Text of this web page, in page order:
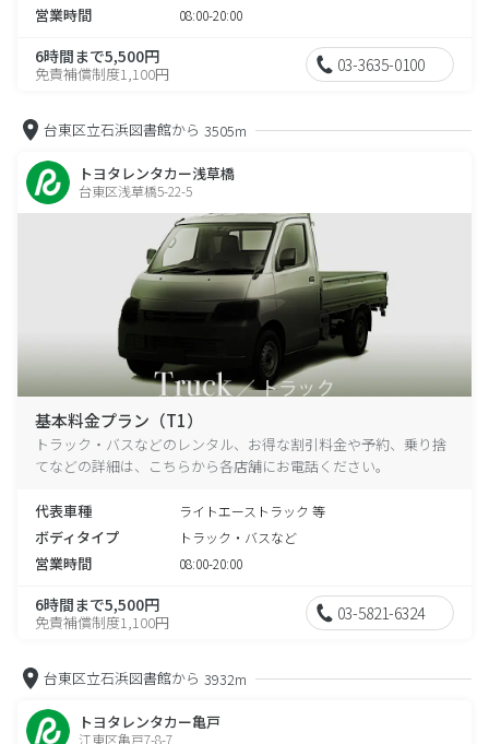
営業時間 08:00-20:00
6時間まで5,500円
免責補償制度1,100円 03-3635-0100
台東区立石浜図書館から 3505m
トヨタレンタカー浅草橋
台東区浅草橋5-22-5
基本料金プラン（T1）
トラック・バスなどのレンタル、お得な割引料金や予約、乗り捨
てなどの詳細は、こちらから各店舗にお電話ください。
代表車種 ライトエーストラック 等
ボディタイプ トラック・バスなど
営業時間 08:00-20:00
6時間まで5,500円
免責補償制度1,100円 03-5821-6324
台東区立石浜図書館から 3932m
トヨタレンタカー亀戸
江東区亀戸7-8-7